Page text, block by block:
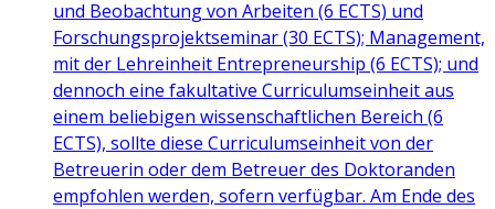
und Beobachtung von Arbeiten (6 ECTS) und
Forschungsprojektseminar (30 ECTS); Management,
mit der Lehreinheit Entrepreneurship (6 ECTS); und
dennoch eine fakultative Curriculumseinheit aus
einem beliebigen wissenschaftlichen Bereich (6
ECTS), sollte diese Curriculumseinheit von der
Betreuerin oder dem Betreuer des Doktoranden
empfohlen werden, sofern verfügbar. Am Ende des